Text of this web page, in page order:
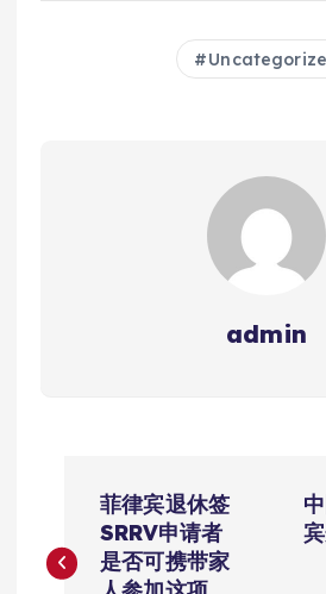
admin
章
菲律宾退休签
SRRV申请者
是否可携带家